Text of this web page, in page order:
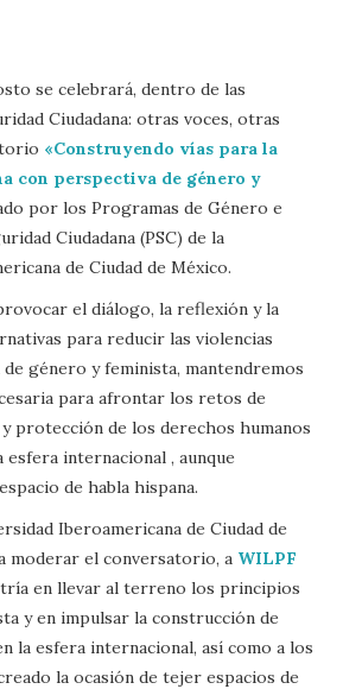
se celebrará, dentro de las
Ciudadana: otras voces, otras
«Construyendo vías para la
con perspectiva de género y
por los Programas de Género e
Ciudadana (PSC) de la
de Ciudad de México.
el diálogo, la reflexión y la
para reducir las violencias
género y feminista, mantendremos
para afrontar los retos de
protección de los derechos humanos
esfera internacional , aunque
de habla hispana.
Iberoamericana de Ciudad de
moderar el conversatorio, a WILPF
en llevar al terreno los principios
y en impulsar la construcción de
la esfera internacional, así como a los
la ocasión de tejer espacios de